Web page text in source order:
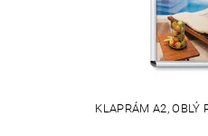
KLAPRÁM A2, OBLÝ